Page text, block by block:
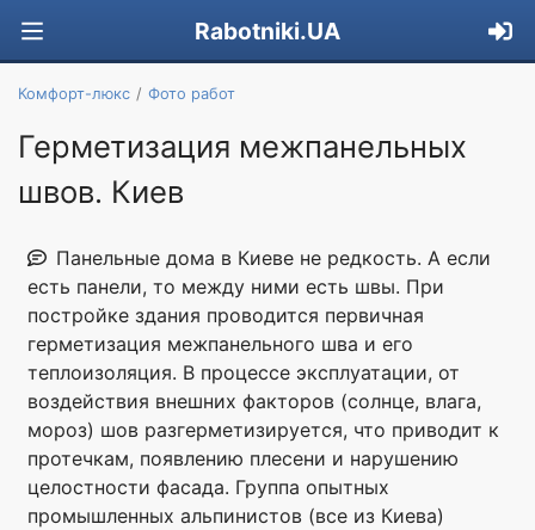
Rabotniki.UA
Комфорт-люкс Фото работ
Герметизация межпанельных
швов. Киев
Панельные дома в Киеве не редкость. А если
есть панели, то между ними есть швы. При
постройке здания проводится первичная
герметизация межпанельного шва и его
теплоизоляция. В процессе эксплуатации, от
воздействия внешних факторов (солнце, влага,
мороз) шов разгерметизируется, что приводит к
протечкам, появлению плесени и нарушению
целостности фасада. Группа опытных
промышленных альпинистов (все из Киева)